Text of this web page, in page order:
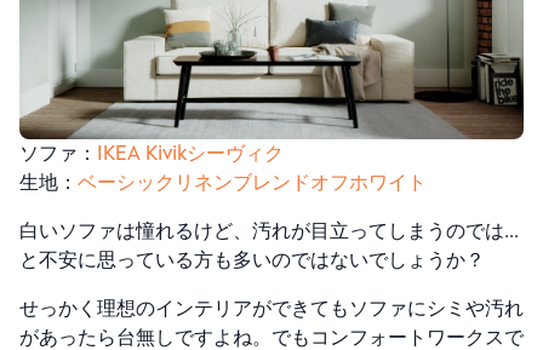
ソファ： IKEA Kivikシーヴィク
生地： ベーシックリネンブレンドオフホワイト
白いソファは憧れるけど、汚れが目立ってしまうのでは…
と不安に思っている方も多いのではないでしょうか？
せっかく理想のインテリアができてもソファにシミや汚れ
があったら台無しですよね。でもコンフォートワークスで